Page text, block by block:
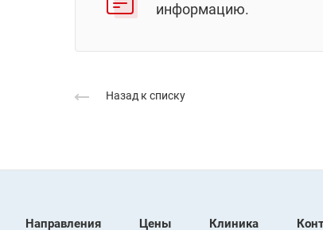
информацию.
Назад к списку
Направления Цены Клиника